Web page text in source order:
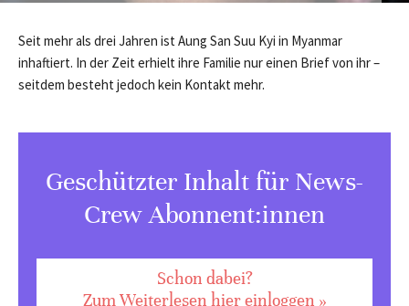
Seit mehr als drei Jahren ist Aung San Suu Kyi in Myanmar
inhaftiert. In der Zeit erhielt ihre Familie nur einen Brief von ihr –
seitdem besteht jedoch kein Kontakt mehr.
Geschützter Inhalt für News-
Crew Abonnent:innen
Schon dabei?
Zum Weiterlesen hier einloggen »